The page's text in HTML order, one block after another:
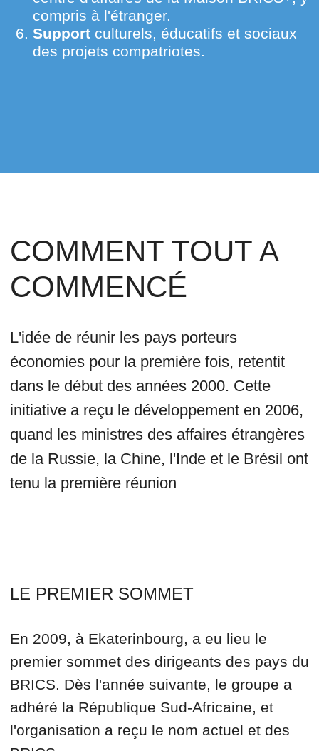
multipolaire, le dialogue international et le
respect de la souveraineté des pays. C'est
l'alternative unipolaire modèle construit sur
la domination des états individuels.
POURQUOI
FAISONS-NOUS
CELA?